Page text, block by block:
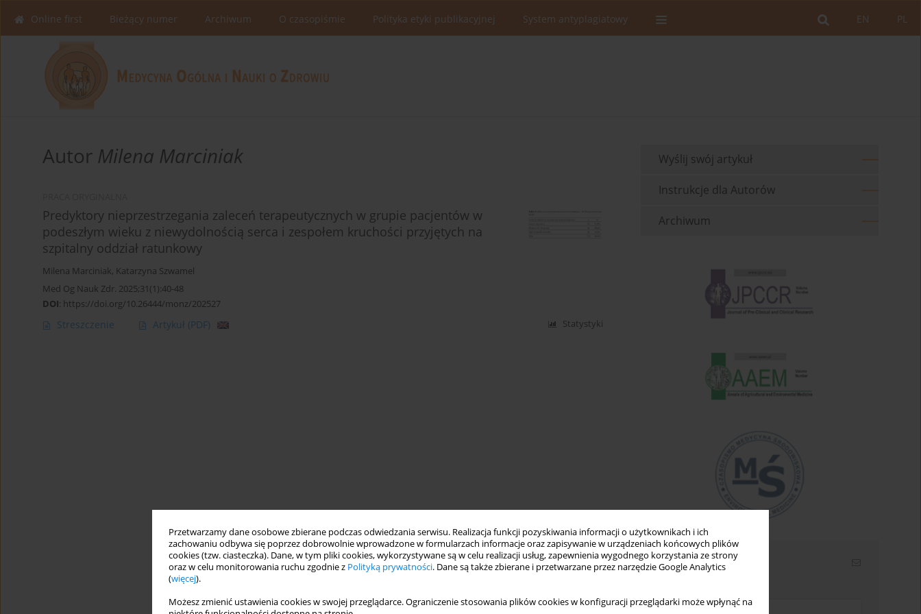
Przetwarzamy dane osobowe zbierane podczas odwiedzania serwisu. Realizacja funkcji pozyskiwania informacji o użytkownikach i ich
zachowaniu odbywa się poprzez dobrowolnie wprowadzone w formularzach informacje oraz zapisywanie w urządzeniach końcowych plików
cookies (tzw. ciasteczka). Dane, w tym pliki cookies, wykorzystywane są w celu realizacji usług, zapewnienia wygodnego korzystania ze strony
oraz w celu monitorowania ruchu zgodnie z Polityką prywatności. Dane są także zbierane i przetwarzane przez narzędzie Google Analytics
(więcej).
Możesz zmienić ustawienia cookies w swojej przeglądarce. Ograniczenie stosowania plików cookies w konfiguracji przeglądarki może wpłynąć na
PL
EN
Online first Bieżący numer Archiwum O czasopiśmie Polityka etyki publikacyjnej System antyplagiatowy
Autor Milena Marciniak
Predyktory nieprzestrzegania zaleceń terapeutycznych w grupie pacjentów w
podeszłym wieku z niewydolnością serca i zespołem kruchości przyjętych na
szpitalny oddział ratunkowy
Milena Marciniak, Katarzyna Szwamel
Med Og Nauk Zdr. 2025;31(1):40-48
DOI: https://doi.org/10.26444/monz/202527
Streszczenie Artykuł (PDF) Statystyki
Wyślij swój artykuł
Instrukcje dla Autorów
Archiwum
Newsletter